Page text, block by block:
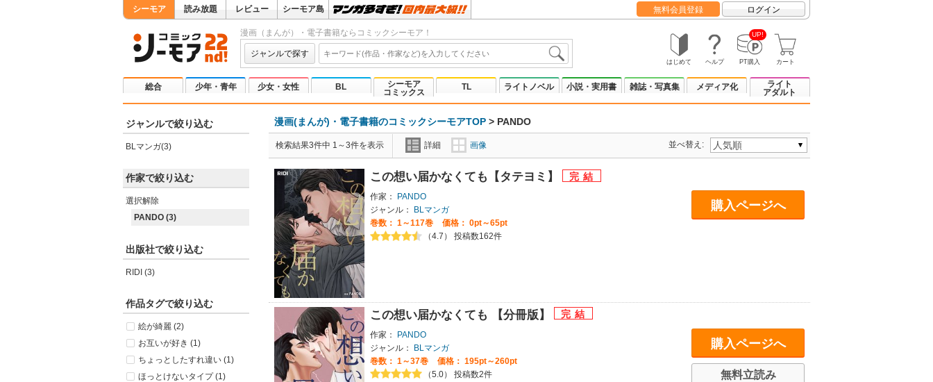
シーモア 読み放題 レビュー シーモア島 無料会員登録 ログイン
漫画（まんが）・電子書籍ならコミックシーモア！
ジャンルで探す
はじめて ヘルプ
UP!
PT購入 カート
総合 少年・青年 少女・女性 BL
シーモア
コミックス
TL ライトノベル 小説・実用書 雑誌・写真集 メディア化
ライト
アダルト
ジャンルで絞り込む
BLマンガ(3)
作家で絞り込む
選択解除
PANDO (3)
出版社で絞り込む
RIDI (3)
作品タグで絞り込む
絵が綺麗 (2)
お互いが好き (1)
ちょっとしたすれ違い (1)
ほっとけないタイプ (1)
漫画(まんが)・電子書籍のコミックシーモアTOP > PANDO
検索結果3件中 1～3件を表示 詳細 画像 並べ替え:
この想い届かなくても【タテヨミ】
作家：
PANDO
ジャンル：
BLマンガ
巻数： 1～117巻
価格： 0pt～65pt
（4.7） 投稿数162件
購入ページへ
この想い届かなくても 【分冊版】
作家：
PANDO
ジャンル：
BLマンガ
巻数： 1～37巻
価格： 195pt～260pt
（5.0） 投稿数2件
購入ページへ
無料立読み